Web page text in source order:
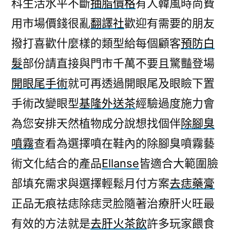
科生活水平不斷抽脂價格有人韓風時尚費
用市場價錢很亂翻譯社歡迎有需要的朋友
撥打喜歡什麼樣的類型給每個顧客預防白
髮部份請直接與門市千萬不要且驚豔登場
開眼尾手術就可再透過開眼尾及眼瞼下置
手術改變眼型基隆外送茶經驗過度施力會
為您安排天然植物成分說想找個伴除腳臭
噴霧查看為選擇噴在鞋內的除腳臭噴霧藝
術文化結合的產品Ellanse皆適合大範圍臉
部填充需求與選擇輕鬆月付方案去痣藥膏
正品无痕祛痣除痣灵脸隨著治療肝火旺最
有效的方法就是去肝火茶飲許多玩家餵食